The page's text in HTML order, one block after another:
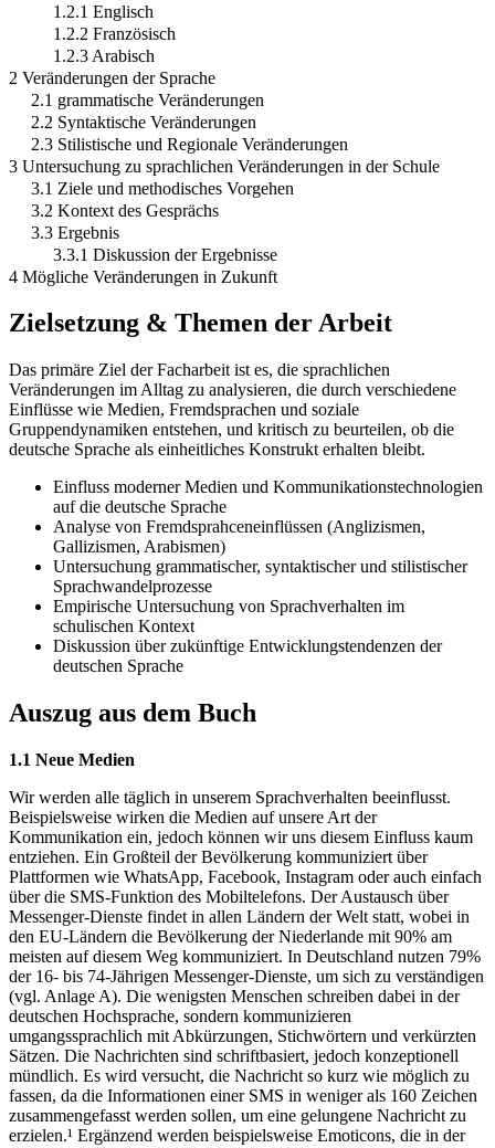
1.2.1 Englisch
1.2.2 Französisch
1.2.3 Arabisch
2 Veränderungen der Sprache
2.1 grammatische Veränderungen
2.2 Syntaktische Veränderungen
2.3 Stilistische und Regionale Veränderungen
3 Untersuchung zu sprachlichen Veränderungen in der Schule
3.1 Ziele und methodisches Vorgehen
3.2 Kontext des Gesprächs
3.3 Ergebnis
3.3.1 Diskussion der Ergebnisse
4 Mögliche Veränderungen in Zukunft
Zielsetzung & Themen der Arbeit
Das primäre Ziel der Facharbeit ist es, die sprachlichen
Veränderungen im Alltag zu analysieren, die durch verschiedene
Einflüsse wie Medien, Fremdsprachen und soziale
Gruppendynamiken entstehen, und kritisch zu beurteilen, ob die
deutsche Sprache als einheitliches Konstrukt erhalten bleibt.
Einfluss moderner Medien und Kommunikationstechnologien
auf die deutsche Sprache
Analyse von Fremdsprahceneinflüssen (Anglizismen,
Gallizismen, Arabismen)
Untersuchung grammatischer, syntaktischer und stilistischer
Sprachwandelprozesse
Empirische Untersuchung von Sprachverhalten im
schulischen Kontext
Diskussion über zukünftige Entwicklungstendenzen der
deutschen Sprache
Auszug aus dem Buch
1.1 Neue Medien
Wir werden alle täglich in unserem Sprachverhalten beeinflusst.
Beispielsweise wirken die Medien auf unsere Art der
Kommunikation ein, jedoch können wir uns diesem Einfluss kaum
entziehen. Ein Großteil der Bevölkerung kommuniziert über
Plattformen wie WhatsApp, Facebook, Instagram oder auch einfach
über die SMS-Funktion des Mobiltelefons. Der Austausch über
Messenger-Dienste findet in allen Ländern der Welt statt, wobei in
den EU-Ländern die Bevölkerung der Niederlande mit 90% am
meisten auf diesem Weg kommuniziert. In Deutschland nutzen 79%
der 16- bis 74-Jährigen Messenger-Dienste, um sich zu verständigen
(vgl. Anlage A). Die wenigsten Menschen schreiben dabei in der
deutschen Hochsprache, sondern kommunizieren
umgangssprachlich mit Abkürzungen, Stichwörtern und verkürzten
Sätzen. Die Nachrichten sind schriftbasiert, jedoch konzeptionell
mündlich. Es wird versucht, die Nachricht so kurz wie möglich zu
fassen, da die Informationen einer SMS in weniger als 160 Zeichen
zusammengefasst werden sollen, um eine gelungene Nachricht zu
erzielen.¹ Ergänzend werden beispielsweise Emoticons, die in der